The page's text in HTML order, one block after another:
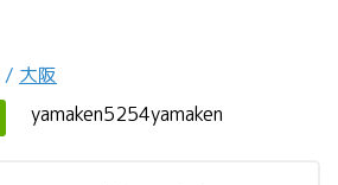
/ 大阪
yamaken5254yamaken